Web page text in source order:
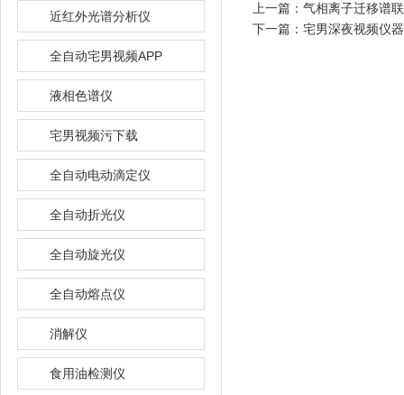
近红外光谱分析仪
全自动宅男视频APP
液相色谱仪
宅男视频污下载
全自动电动滴定仪
全自动折光仪
全自动旋光仪
全自动熔点仪
消解仪
食用油检测仪
上一篇： 气相离子迁移谱
下一篇： 宅男深夜视频仪